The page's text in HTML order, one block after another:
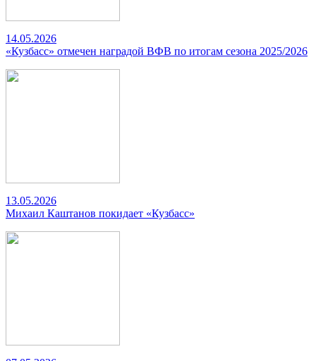
14.05.2026
«Кузбасс» отмечен наградой ВФВ по итогам сезона 2025/2026
13.05.2026
Михаил Каштанов покидает «Кузбасс»